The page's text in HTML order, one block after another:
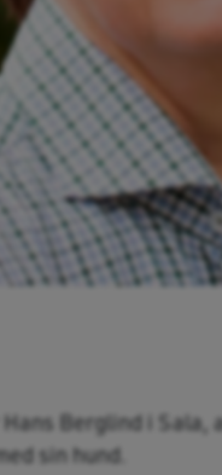
Berglind i
sin hund.